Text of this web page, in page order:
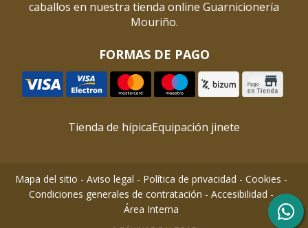
caballos en nuestra tienda online Guarnicionería
Mouriño.
FORMAS DE PAGO
Tienda de hípicaEquipación jinete
Mapa del sitio - Aviso legal - Política de privacidad - Cookies -
Condiciones generales de contratación - Accesibilidad -
Área Interna